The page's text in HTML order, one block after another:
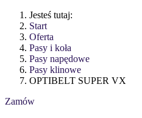
Jesteś tutaj:
Start
Oferta
Pasy i koła
Pasy napędowe
Pasy klinowe
OPTIBELT SUPER VX
Zamów